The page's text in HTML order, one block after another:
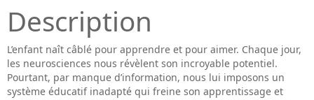
Description
L’enfant naît câblé pour apprendre et pour aimer. Chaque jour,
les neurosciences nous révèlent son incroyable potentiel.
Pourtant, par manque d’information, nous lui imposons un
système éducatif inadapté qui freine son apprentissage et